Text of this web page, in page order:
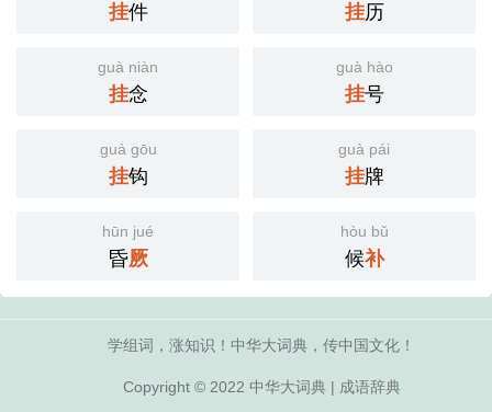
挂件 挂历
guà niàn
挂念
guà hào
挂号
guà gōu
挂钩
guà pái
挂牌
hūn jué
昏厥
hòu bǔ
候补
学组词，涨知识！中华大词典，传中国文化！
Copyright © 2022 中华大词典| 成语辞典